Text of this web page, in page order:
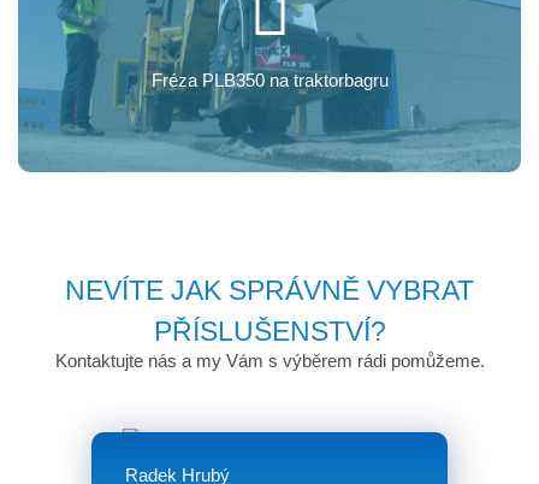
Fréza PLB350 na traktorbagru
NEVÍTE JAK SPRÁVNĚ VYBRAT
PŘÍSLUŠENSTVÍ?
Kontaktujte nás a my Vám s výběrem rádi pomůžeme.
Radek Hrubý